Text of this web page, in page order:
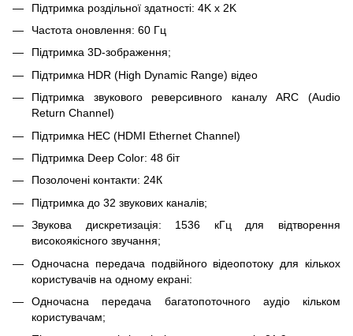
Підтримка роздільної здатності: 4K х 2K
Частота оновлення: 60 Гц
Підтримка 3D-зображення;
Підтримка HDR (High Dynamic Range) відео
Підтримка звукового реверсивного каналу ARC (Audio
Return Channel)
Підтримка HEC (HDMI Ethernet Channel)
Підтримка Deep Color: 48 біт
Позолочені контакти: 24К
Підтримка до 32 звукових каналів;
Звукова дискретизація: 1536 кГц для відтворення
високоякісного звучання;
Одночасна передача подвійного відеопотоку для кількох
користувачів на одному екрані:
Одночасна передача багатопоточного аудіо кільком
користувачам;